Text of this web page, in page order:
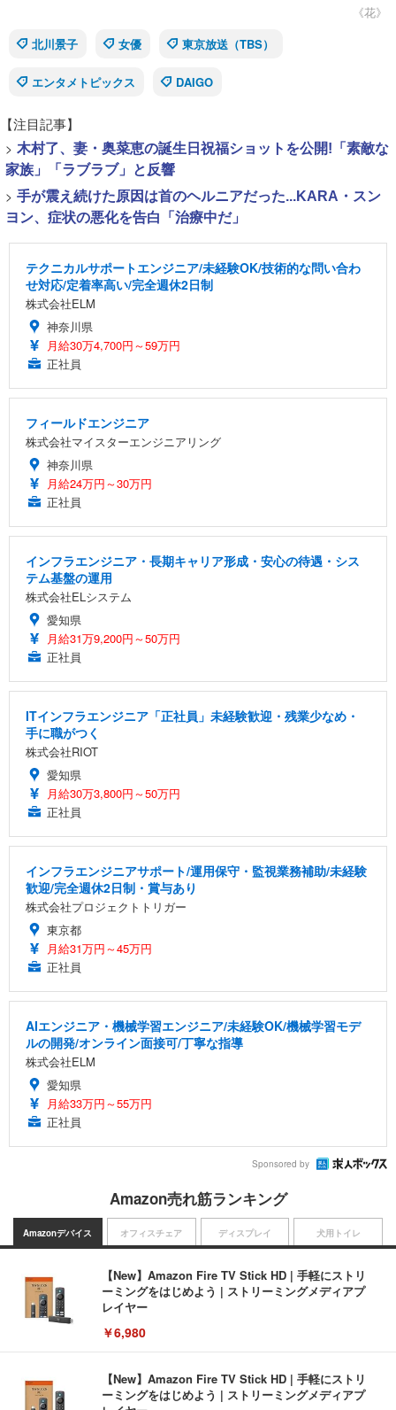
《花》
北川景子
女優 東京放送（TBS）
エンタメトピックス DAIGO
【注目記事】
> 木村了、妻・奥菜恵の誕生日祝福ショットを公開!「素敵な
家族」「ラブラブ」と反響
> 手が震え続けた原因は首のヘルニアだった...KARA・スン
ヨン、症状の悪化を告白「治療中だ」
テクニカルサポートエンジニア/未経験OK/技術的な問い合わ
せ対応/定着率高い/完全週休2日制
株式会社ELM
神奈川県
月給30万4,700円～59万円
正社員
フィールドエンジニア
株式会社マイスターエンジニアリング
神奈川県
月給24万円～30万円
正社員
インフラエンジニア・長期キャリア形成・安心の待遇・シス
テム基盤の運用
株式会社ELシステム
愛知県
月給31万9,200円～50万円
正社員
ITインフラエンジニア「正社員」未経験歓迎・残業少なめ・
手に職がつく
株式会社RIOT
愛知県
月給30万3,800円～50万円
正社員
インフラエンジニアサポート/運用保守・監視業務補助/未経験
歓迎/完全週休2日制・賞与あり
株式会社プロジェクトトリガー
東京都
月給31万円～45万円
正社員
AIエンジニア・機械学習エンジニア/未経験OK/機械学習モデ
ルの開発/オンライン面接可/丁寧な指導
株式会社ELM
愛知県
月給33万円～55万円
正社員
Sponsored by
Amazon売れ筋ランキング
Amazonデバイス
【New】Amazon Fire TV Stick HD | 手軽にストリ
ーミングをはじめよう | ストリーミングメディアプ
レイヤー
￥6,980
【New】Amazon Fire TV Stick HD | 手軽にストリ
ーミングをはじめよう | ストリーミングメディアプ
オフィスチェア ディスプレイ 犬用トイレ